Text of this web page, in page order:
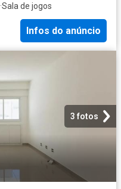
·Sala de jogos
Infos do anúncio
3 fotos